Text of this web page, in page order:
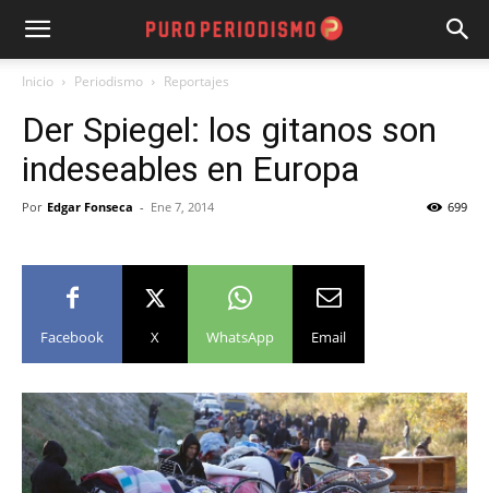
Inicio Periodismo Reportajes
Der Spiegel: los gitanos son
indeseables en Europa
Por Edgar Fonseca - Ene 7, 2014 699
Facebook X WhatsApp Email